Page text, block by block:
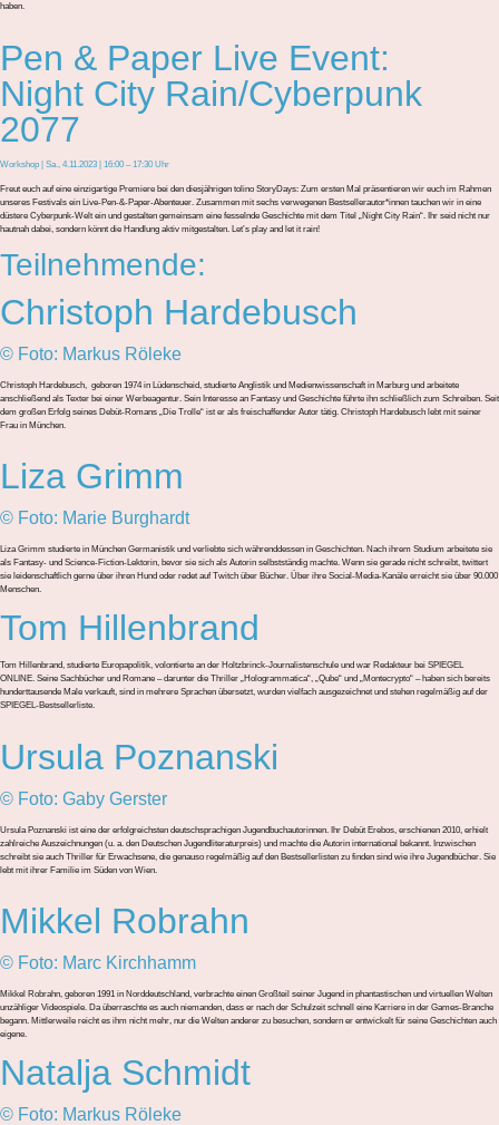
haben.
Pen & Paper Live Event:
Night City Rain/Cyberpunk
2077
Workshop | Sa., 4.11.2023 | 16:00 – 17:30 Uhr
Freut euch auf eine einzigartige Premiere bei den diesjährigen tolino StoryDays: Zum ersten Mal präsentieren wir euch im Rahmen
unseres Festivals ein Live-Pen-&-Paper-Abenteuer. Zusammen mit sechs verwegenen Bestsellerautor*innen tauchen wir in eine
düstere Cyberpunk-Welt ein und gestalten gemeinsam eine fesselnde Geschichte mit dem Titel „Night City Rain“. Ihr seid nicht nur
hautnah dabei, sondern könnt die Handlung aktiv mitgestalten. Let’s play and let it rain!
Teilnehmende:
Christoph Hardebusch
© Foto: Markus Röleke
Christoph Hardebusch, geboren 1974 in Lüdenscheid, studierte Anglistik und Medienwissenschaft in Marburg und arbeitete
anschließend als Texter bei einer Werbeagentur. Sein Interesse an Fantasy und Geschichte führte ihn schließlich zum Schreiben. Seit
dem großen Erfolg seines Debüt-Romans „Die Trolle“ ist er als freischaffender Autor tätig. Christoph Hardebusch lebt mit seiner
Frau in München.
Liza Grimm
© Foto: Marie Burghardt
Liza Grimm studierte in München Germanistik und verliebte sich währenddessen in Geschichten. Nach ihrem Studium arbeitete sie
als Fantasy- und Science-Fiction-Lektorin, bevor sie sich als Autorin selbstständig machte. Wenn sie gerade nicht schreibt, twittert
sie leidenschaftlich gerne über ihren Hund oder redet auf Twitch über Bücher. Über ihre Social-Media-Kanäle erreicht sie über 90.000
Menschen.
Tom Hillenbrand
Tom Hillenbrand, studierte Europapolitik, volontierte an der Holtzbrinck-Journalistenschule und war Redakteur bei SPIEGEL
ONLINE. Seine Sachbücher und Romane – darunter die Thriller „Hologrammatica“, „Qube“ und „Montecrypto“ – haben sich bereits
hunderttausende Male verkauft, sind in mehrere Sprachen übersetzt, wurden vielfach ausgezeichnet und stehen regelmäßig auf der
SPIEGEL-Bestsellerliste.
Ursula Poznanski
© Foto: Gaby Gerster
Ursula Poznanski ist eine der erfolgreichsten deutschsprachigen Jugendbuchautorinnen. Ihr Debüt Erebos, erschienen 2010, erhielt
zahlreiche Auszeichnungen (u. a. den Deutschen Jugendliteraturpreis) und machte die Autorin international bekannt. Inzwischen
schreibt sie auch Thriller für Erwachsene, die genauso regelmäßig auf den Bestsellerlisten zu finden sind wie ihre Jugendbücher. Sie
lebt mit ihrer Familie im Süden von Wien.
Mikkel Robrahn
© Foto: Marc Kirchhamm
Mikkel Robrahn, geboren 1991 in Norddeutschland, verbrachte einen Großteil seiner Jugend in phantastischen und virtuellen Welten
unzähliger Videospiele. Da überraschte es auch niemanden, dass er nach der Schulzeit schnell eine Karriere in der Games-Branche
begann. Mittlerweile reicht es ihm nicht mehr, nur die Welten anderer zu besuchen, sondern er entwickelt für seine Geschichten auch
eigene.
Natalja Schmidt
© Foto: Markus Röleke